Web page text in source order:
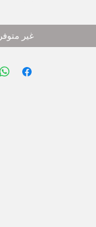
غير متوفر